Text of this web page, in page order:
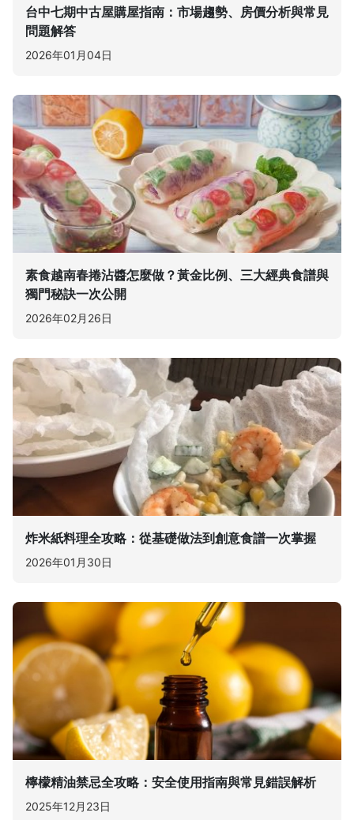
台中七期中古屋購屋指南：市場趨勢、房價分析與常見
問題解答
2026年01月04日
素食越南春捲沾醬怎麼做？黃金比例、三大經典食譜與
獨門秘訣一次公開
2026年02月26日
炸米紙料理全攻略：從基礎做法到創意食譜一次掌握
2026年01月30日
檸檬精油禁忌全攻略：安全使用指南與常見錯誤解析
2025年12月23日